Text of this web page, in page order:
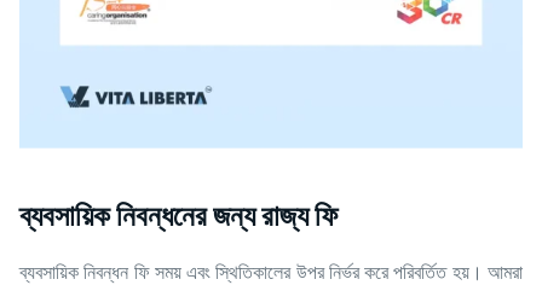
ব্যবসায়িক নিবন্ধনের জন্য রাজ্য ফি
ব্যবসায়িক নিবন্ধন ফি সময় এবং স্থিতিকালের উপর নির্ভর করে পরিবর্তিত হয়। আমরা